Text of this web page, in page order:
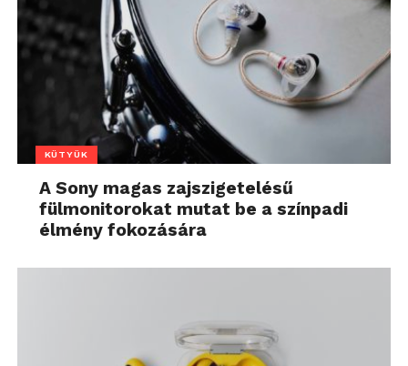
KÜTYÜK
A Sony magas zajszigetelésű
fülmonitorokat mutat be a színpadi
élmény fokozására